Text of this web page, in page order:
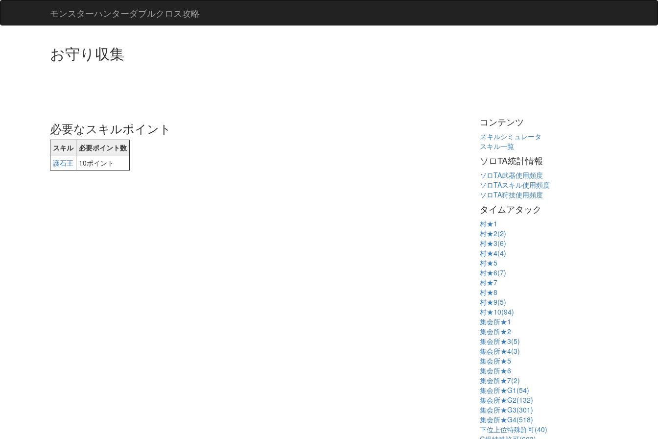
モンスターハンターダブルクロス攻略
お守り収集
必要なスキルポイント
スキル 必要ポイント数
護石王
10ポイント
コンテンツ
スキルシミュレータ
スキル一覧
ソロTA統計情報
ソロTA武器使用頻度
ソロTAスキル使用頻度
ソロTA狩技使用頻度
タイムアタック
村★1
村★2(2)
村★3(6)
村★4(4)
村★5
村★6(7)
村★7
村★8
村★9(5)
村★10(94)
集会所★1
集会所★2
集会所★3(5)
集会所★4(3)
集会所★5
集会所★6
集会所★7(2)
集会所★G1(54)
集会所★G2(132)
集会所★G3(301)
集会所★G4(518)
下位上位特殊許可(40)